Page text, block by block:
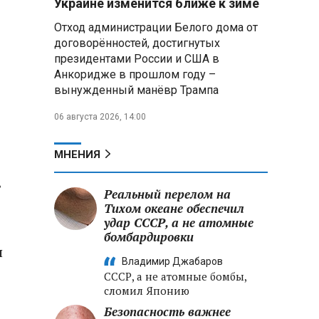
Президент Алжира готовится
к визиту в Беларусь — МИД
Алжира
300 жителей Курской области,
неизвестной
Второй энергоблок БелАЭС
вновь вышел на номинальную
мощность после диагностики
оборудования
Украине изменится ближе к зиме
Отход администрации Белого дома от
договорённостей, достигнутых
президентами России и США в
Анкоридже в прошлом году –
вынужденный манёвр Трампа
06 августа 2026, 14:00
МНЕНИЯ
Реальный перелом на
Тихом океане обеспечил
удар СССР, а не атомные
бомбардировки
Владимир Джабаров
СССР, а не атомные бомбы,
сломил Японию
Безопасность важнее